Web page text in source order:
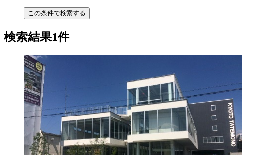
検索結果1件